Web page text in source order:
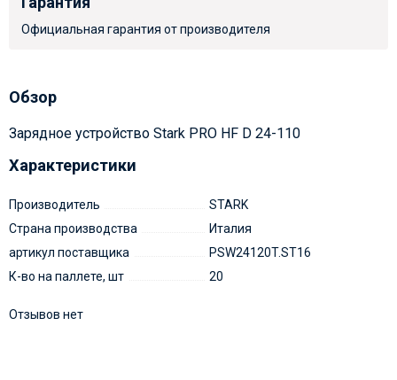
Официальная гарантия от производителя
Обзор
Зарядное устройство Stark PRO HF D 24-110
Характеристики
Производитель
STARK
Страна производства
Италия
артикул поставщика
PSW24120T.ST16
К-во на паллете, шт
20
Отзывов нет